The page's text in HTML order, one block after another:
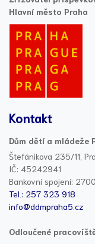
Hlavní město Praha
Kontakt
Dům dětí a mládeže
Štefánikova 235/11,
IČ: 45242941
Bankovní spojení:
Tel.: 257 323 918
info@ddmpraha5.cz
Odloučené